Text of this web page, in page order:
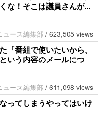
な！そこは議員さんが...
ュース編集部 / 623,505 views
「番組で使いたいから、
いう内容のメールにつ
ュース編集部 / 611,098 views
ってしまうやってはいけ